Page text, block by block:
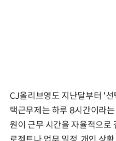
CJ올리브영도 지난달부터 '
택근무제는 하루 8시간이라
원이 근무 시간을 자율적으로